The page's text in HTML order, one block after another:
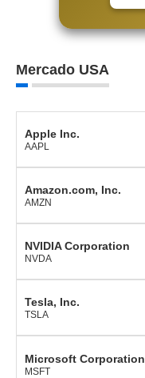
Mercado USA
Apple Inc.
AAPL
Amazon.com, Inc.
AMZN
NVIDIA Corporation
NVDA
Tesla, Inc.
TSLA
Microsoft Corporation
MSFT